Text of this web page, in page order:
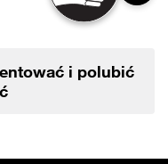
i polubić